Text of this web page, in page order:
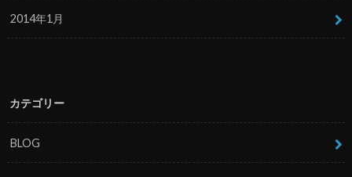
2014年1月
カテゴリー
BLOG